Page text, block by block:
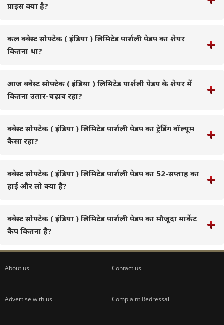
प्राइस क्या है?
कल क्वेस्ट सोफ्टेक ( इंडिया ) लिमिटेड पार्शली पेडप का शेयर
कितना था?
आज क्वेस्ट सोफ्टेक ( इंडिया ) लिमिटेड पार्शली पेडप के शेयर में
कितना उतार-चढ़ाव रहा?
क्वेस्ट सोफ्टेक ( इंडिया ) लिमिटेड पार्शली पेडप का ट्रेडिंग वॉल्यूम
कैसा रहा?
क्वेस्ट सोफ्टेक ( इंडिया ) लिमिटेड पार्शली पेडप का 52-सप्ताह का
हाई और लो क्या है?
क्वेस्ट सोफ्टेक ( इंडिया ) लिमिटेड पार्शली पेडप का मौजूदा मार्केट
कैप कितना है?
About us Contact us
Advertise with us Complaint Redressal